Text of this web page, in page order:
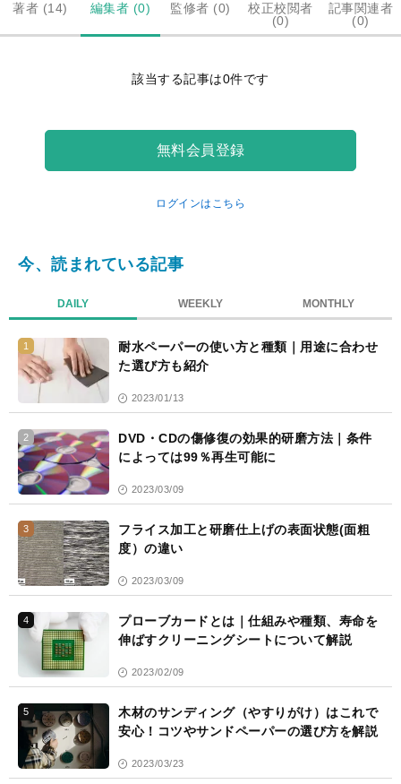
著者 (14) 編集者 (0) 監修者 (0)
校正校閲者
(0)
記事関連者
(0)
該当する記事は0件です
無料会員登録
ログインはこちら
今、読まれている記事
DAILY WEEKLY MONTHLY
1
耐水ペーパーの使い方と種類｜用途に合わせ
た選び方も紹介
2023/01/13
2
DVD・CDの傷修復の効果的研磨方法｜条件
によっては99％再生可能に
2023/03/09
3
フライス加工と研磨仕上げの表面状態(面粗
度）の違い
2023/03/09
4
プローブカードとは｜仕組みや種類、寿命を
伸ばすクリーニングシートについて解説
2023/02/09
5
木材のサンディング（やすりがけ）はこれで
安心！コツやサンドペーパーの選び方を解説
2023/03/23